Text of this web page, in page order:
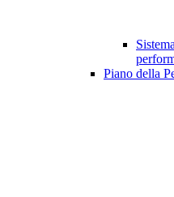
Piano della